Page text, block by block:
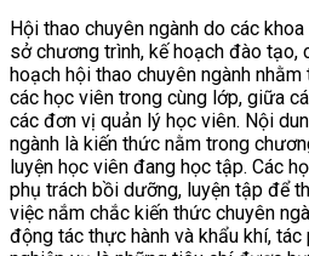
Hội thao chuyên ngành do các
sở chương trình, kế hoạch đào tạo,
hoạch hội thao chuyên ngành
các học viên trong cùng lớp, giữa
các đơn vị quản lý học viên. Nội
ngành là kiến thức nằm trong
luyện học viên đang học tập. Các
phụ trách bồi dưỡng, luyện tập để
việc nắm chắc kiến thức chuyên
động tác thực hành và khẩu khí,